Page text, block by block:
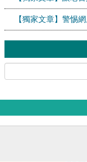
【獨家文章】警惕